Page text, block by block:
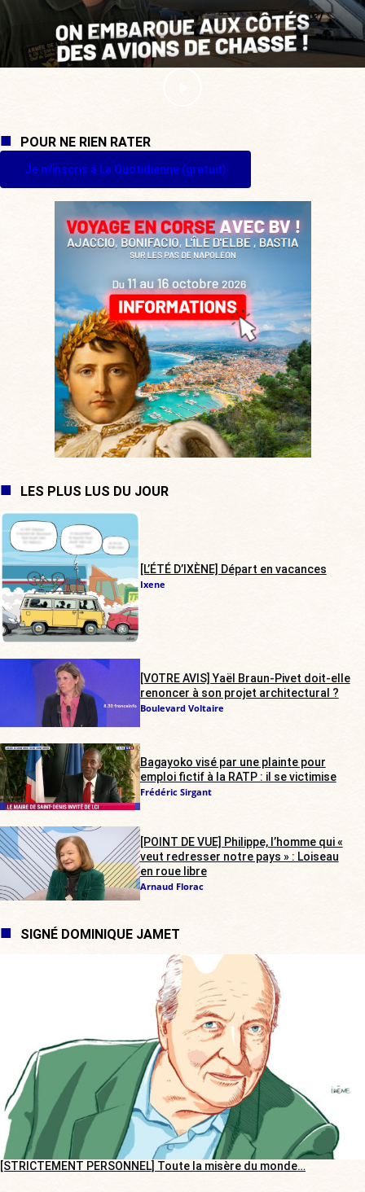
POUR NE RIEN RATER
Je m'inscris à La Quotidienne (gratuit)
LES PLUS LUS DU JOUR
[L’ÉTÉ D’IXÈNE] Départ en vacances
Ixene
[VOTRE AVIS] Yaël Braun-Pivet doit-elle
renoncer à son projet architectural ?
Boulevard Voltaire
Bagayoko visé par une plainte pour
emploi fictif à la RATP : il se victimise
Frédéric Sirgant
[POINT DE VUE] Philippe, l’homme qui «
veut redresser notre pays » : Loiseau
en roue libre
Arnaud Florac
SIGNÉ DOMINIQUE JAMET
[STRICTEMENT PERSONNEL] Toute la misère du monde…